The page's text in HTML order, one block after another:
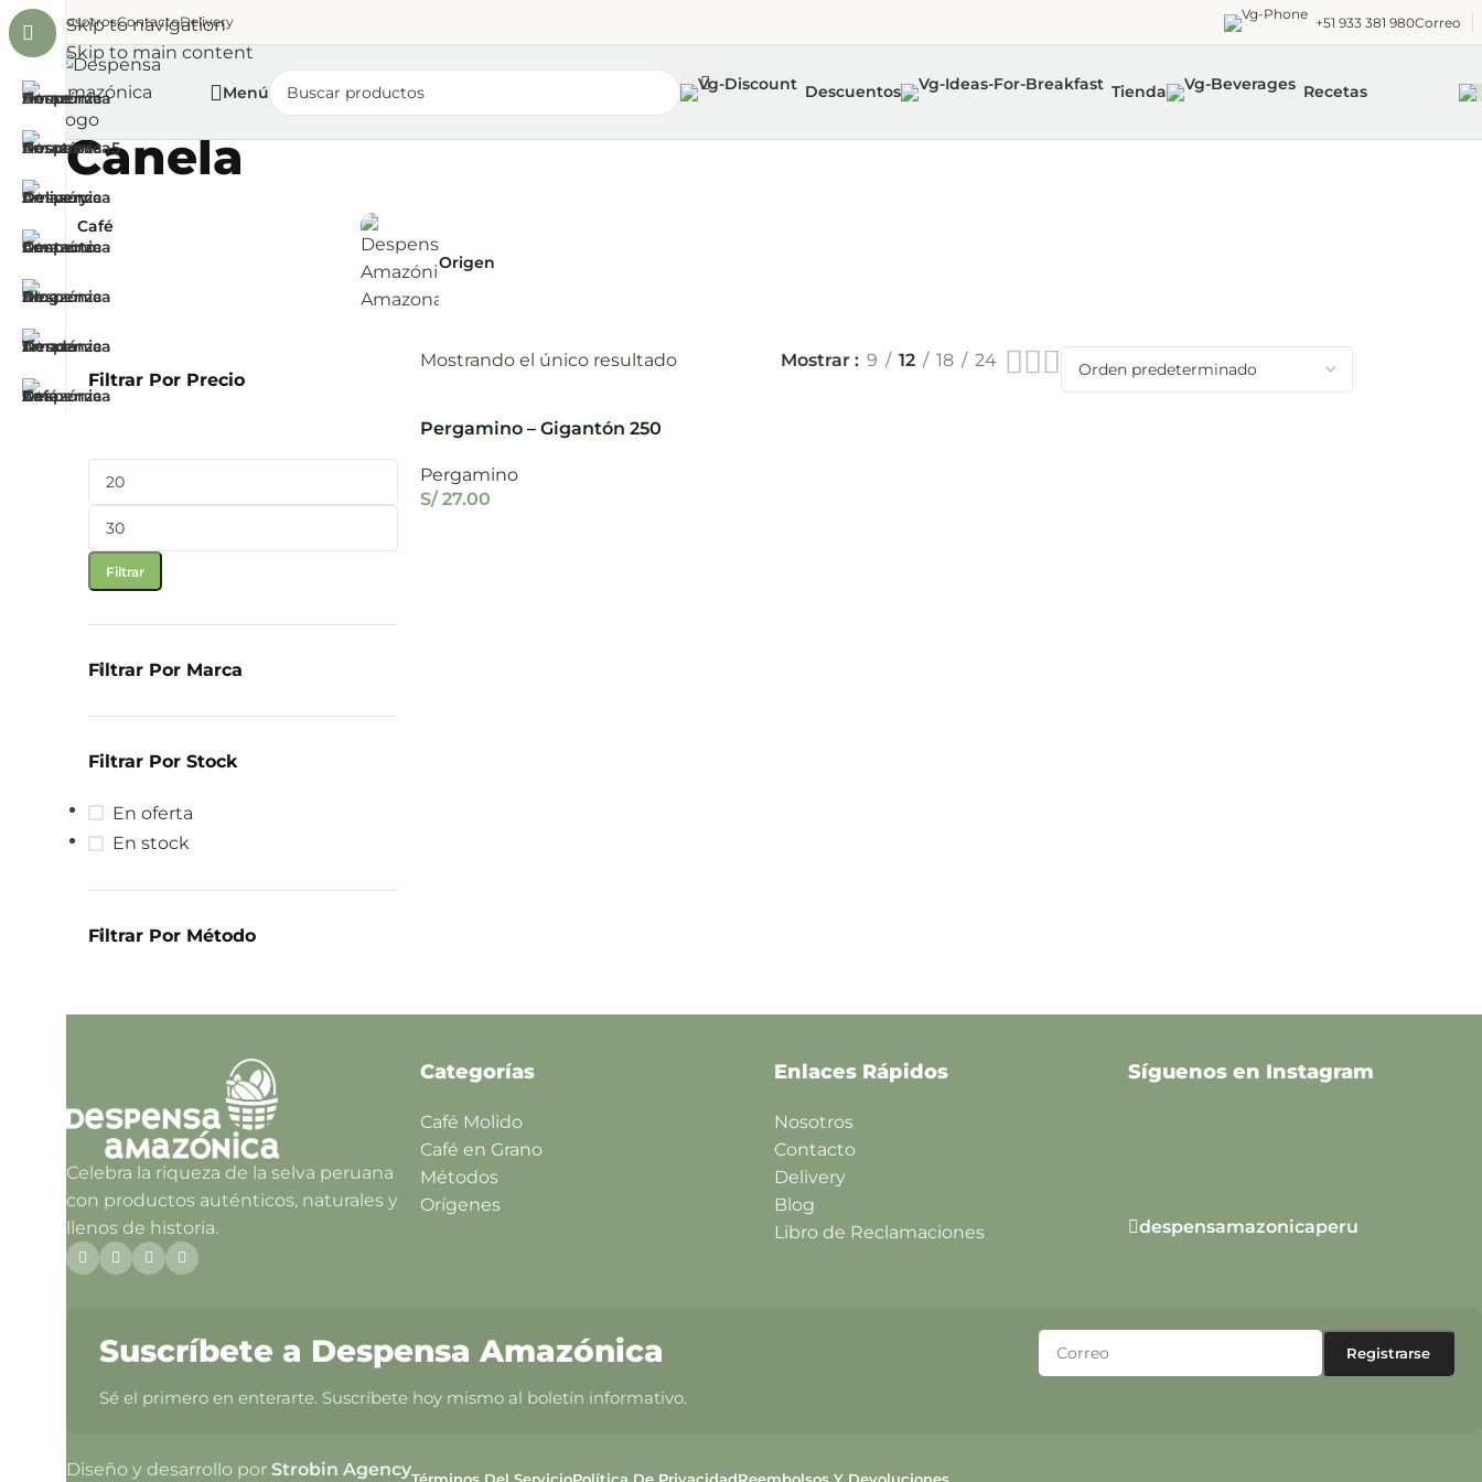
Skip to navigation
Skip to main content
NosotrosContactoDelivery +51 933 381 980Correo
Menú Descuentos Tienda Recetas
Canela
Café
Origen
Filtrar Por Precio
Filtrar
Filtrar Por Marca
Filtrar Por Stock
En oferta
En stock
Filtrar Por Método
Mostrando el único resultado Mostrar 9 12 18 24
Pergamino – Gigantón 250
Pergamino
S/ 27.00
Celebra la riqueza de la selva peruana
con productos auténticos, naturales y
llenos de historia.
Categorías
Café Molido
Café en Grano
Métodos
Orígenes
Enlaces Rápidos
Nosotros
Contacto
Delivery
Blog
Libro de Reclamaciones
Síguenos en Instagram
despensamazonicaperu
Suscríbete a Despensa Amazónica
Sé el primero en enterarte. Suscríbete hoy mismo al boletín informativo.
Diseño y desarrollo por Strobin AgencyTérminos Del ServicioPolítica De PrivacidadReembolsos Y Devoluciones